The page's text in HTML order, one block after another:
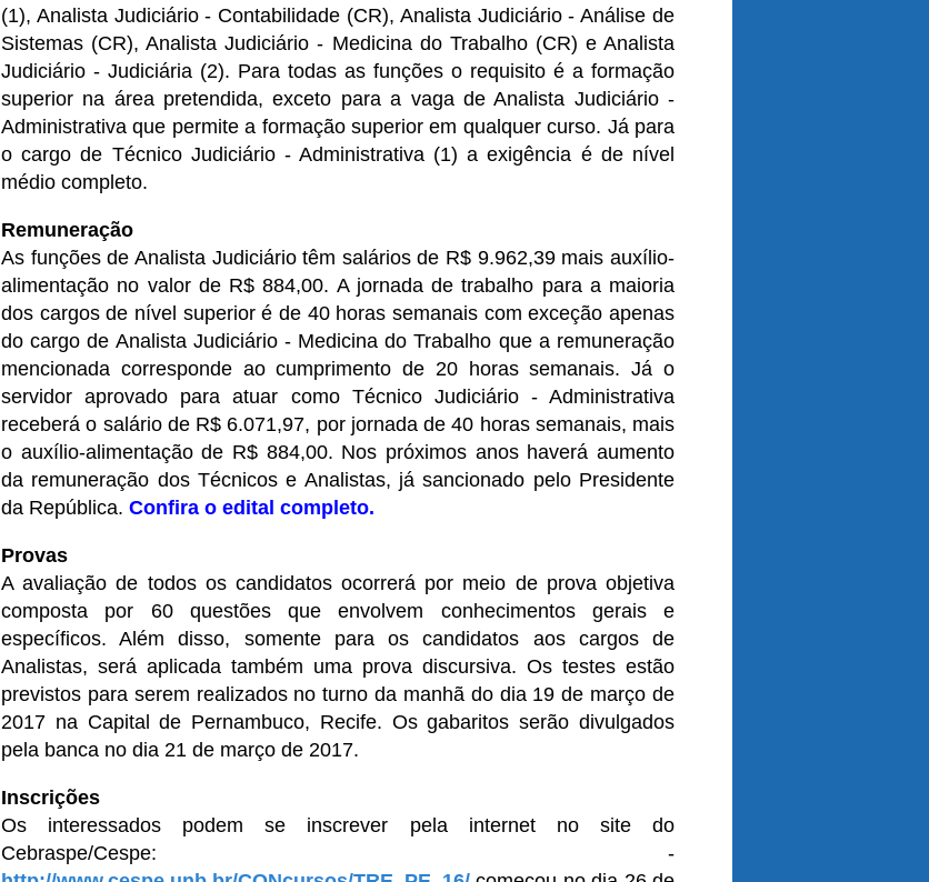
(1), Analista Judiciário - Contabilidade (CR), Analista Judiciário - Análise de
Sistemas (CR), Analista Judiciário - Medicina do Trabalho (CR) e Analista
Judiciário - Judiciária (2). Para todas as funções o requisito é a formação
superior na área pretendida, exceto para a vaga de Analista Judiciário -
Administrativa que permite a formação superior em qualquer curso. Já para
o cargo de Técnico Judiciário - Administrativa (1) a exigência é de nível
médio completo.
Remuneração
As funções de Analista Judiciário têm salários de R$ 9.962,39 mais auxílio-
alimentação no valor de R$ 884,00. A jornada de trabalho para a maioria
dos cargos de nível superior é de 40 horas semanais com exceção apenas
do cargo de Analista Judiciário - Medicina do Trabalho que a remuneração
mencionada corresponde ao cumprimento de 20 horas semanais. Já o
servidor aprovado para atuar como Técnico Judiciário - Administrativa
receberá o salário de R$ 6.071,97, por jornada de 40 horas semanais, mais
o auxílio-alimentação de R$ 884,00. Nos próximos anos haverá aumento
da remuneração dos Técnicos e Analistas, já sancionado pelo Presidente
da República. Confira o edital completo.
Provas
A avaliação de todos os candidatos ocorrerá por meio de prova objetiva
composta por 60 questões que envolvem conhecimentos gerais e
específicos. Além disso, somente para os candidatos aos cargos de
Analistas, será aplicada também uma prova discursiva. Os testes estão
previstos para serem realizados no turno da manhã do dia 19 de março de
2017 na Capital de Pernambuco, Recife. Os gabaritos serão divulgados
pela banca no dia 21 de março de 2017.
Inscrições
Os interessados podem se inscrever pela internet no site do
Cebraspe/Cespe: -